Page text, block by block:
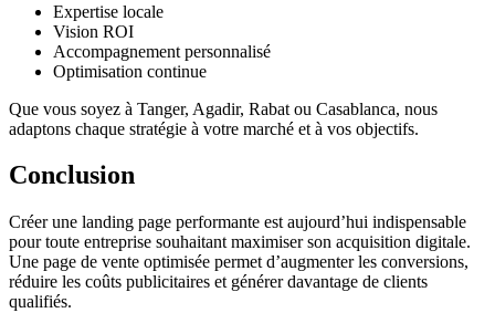
Expertise locale
Vision ROI
Accompagnement personnalisé
Optimisation continue
Que vous soyez à Tanger, Agadir, Rabat ou Casablanca, nous
adaptons chaque stratégie à votre marché et à vos objectifs.
Conclusion
Créer une landing page performante est aujourd’hui indispensable
pour toute entreprise souhaitant maximiser son acquisition digitale.
Une page de vente optimisée permet d’augmenter les conversions,
réduire les coûts publicitaires et générer davantage de clients
qualifiés.